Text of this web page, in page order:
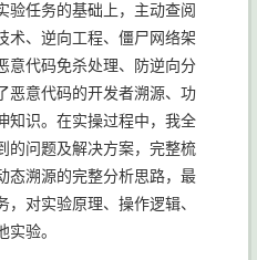
验任务的基础上，主动查阅
术、逆向工程、僵尸网络架
意代码免杀处理、防逆向分
恶意代码的开发者溯源、功
知识。在实操过程中，我全
的问题及解决方案，完整梳
态溯源的完整分析思路，最
对实验原理、操作逻辑、
验。